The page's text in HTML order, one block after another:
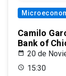
Camilo
Bank of
20 de
15:30